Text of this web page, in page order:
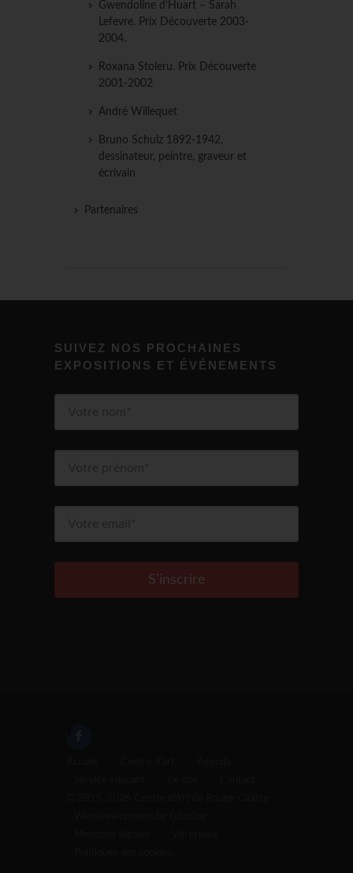
Gwendoline d’Huart – Sarah
Lefevre. Prix Découverte 2003-
2004.
Roxana Stoleru. Prix Découverte
2001-2002
André Willequet
Bruno Schulz 1892-1942,
dessinateur, peintre, graveur et
écrivain
Partenaires
SUIVEZ NOS PROCHAINES
EXPOSITIONS ET ÉVÉNEMENTS
S'inscrire